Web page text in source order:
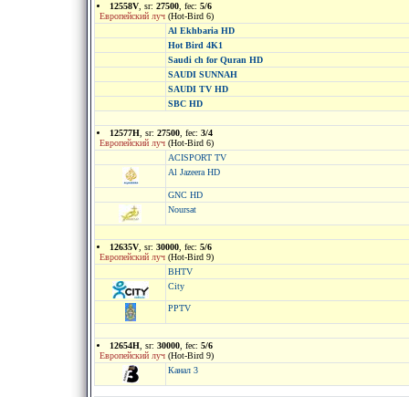
12558V , sr: 27500 , fec: 5/6
Европейский луч (Hot-Bird 6)
Al Ekhbaria HD
Hot Bird 4K1
Saudi ch for Quran HD
SAUDI SUNNAH
SAUDI TV HD
SBC HD
12577H , sr: 27500 , fec: 3/4
Европейский луч (Hot-Bird 6)
ACISPORT TV
Al Jazeera HD
GNC HD
Noursat
12635V , sr: 30000 , fec: 5/6
Европейский луч (Hot-Bird 9)
BHTV
City
PPTV
12654H , sr: 30000 , fec: 5/6
Европейский луч (Hot-Bird 9)
Канал 3